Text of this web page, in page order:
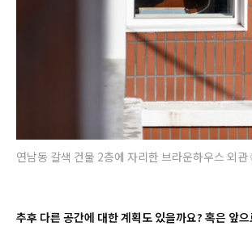
연남동 갈색 건물 2층에 자리한 브라운하우스 외
추후 다른 공간에 대한 계획도 있을까요? 혹은 앞